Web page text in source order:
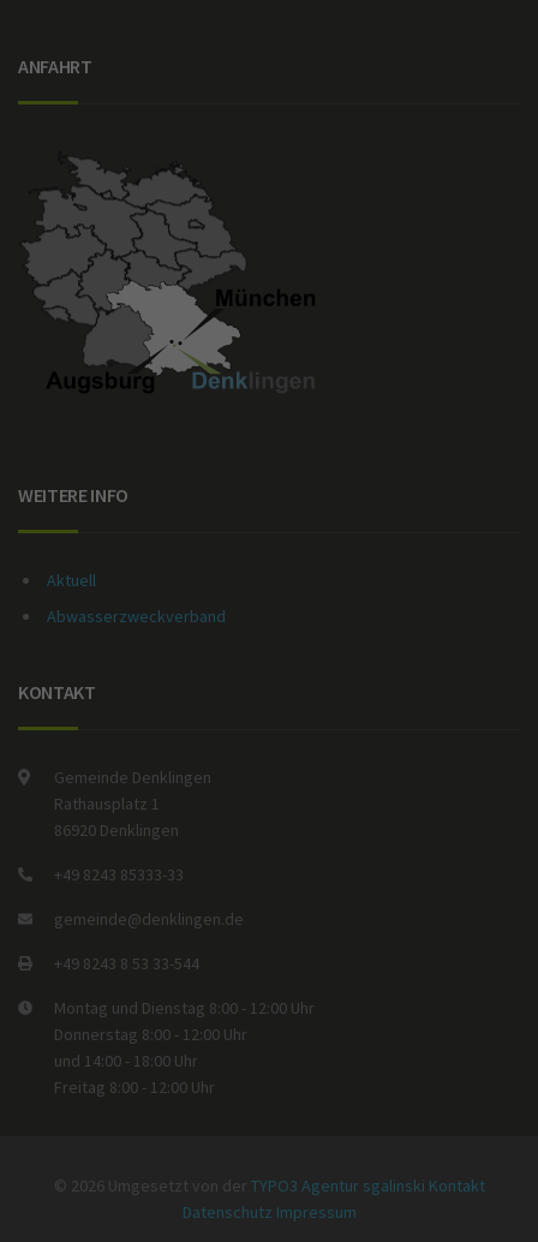
ANFAHRT
WEITERE INFO
Aktuell
Abwasserzweckverband
KONTAKT
Gemeinde Denklingen
Rathausplatz 1
86920 Denklingen
+49 8243 85333-33
gemeinde@denklingen.de
+49 8243 8 53 33-544
Montag und Dienstag 8:00 - 12:00 Uhr
Donnerstag 8:00 - 12:00 Uhr
und 14:00 - 18:00 Uhr
Freitag 8:00 - 12:00 Uhr
© 2026 Umgesetzt von der TYPO3 Agentur sgalinski Kontakt
Datenschutz Impressum